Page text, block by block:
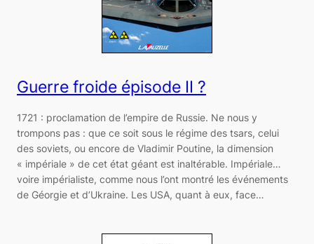
Guerre froide épisode II ?
1721 : proclamation de l’empire de Russie. Ne nous y
trompons pas : que ce soit sous le régime des tsars, celui
des soviets, ou encore de Vladimir Poutine, la dimension
« impériale » de cet état géant est inaltérable. Impériale…
voire impérialiste, comme nous l’ont montré les événements
de Géorgie et d’Ukraine. Les USA, quant à eux, face…